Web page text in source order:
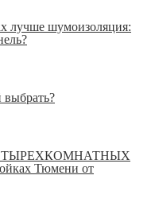
лучше шумоизоляция:
Тюмени от